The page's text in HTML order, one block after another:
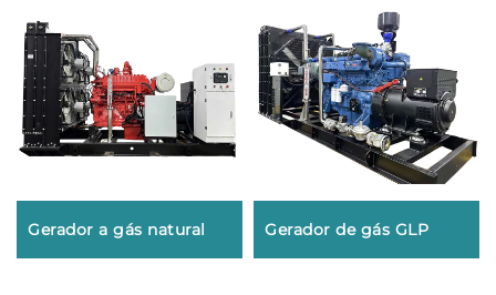
Gerador a gás natural Gerador de gás GLP